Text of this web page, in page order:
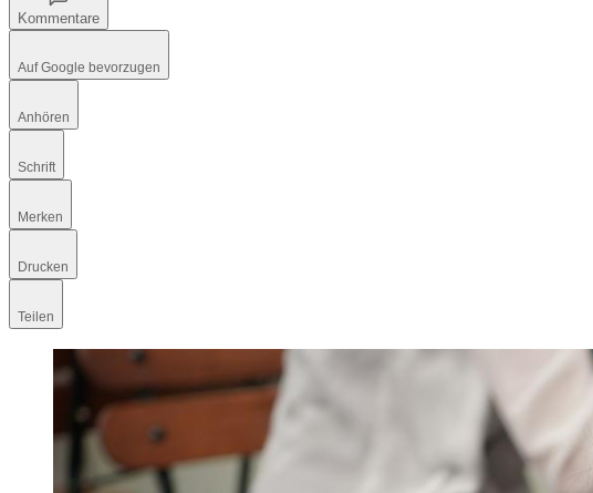
Kommentare
Auf Google bevorzugen
Anhören
Schrift
Merken
Drucken
Teilen